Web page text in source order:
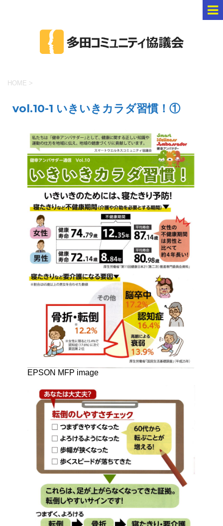
HOME >
vol.10-1 いきいきカラダ習慣！①
EPSON MFP image